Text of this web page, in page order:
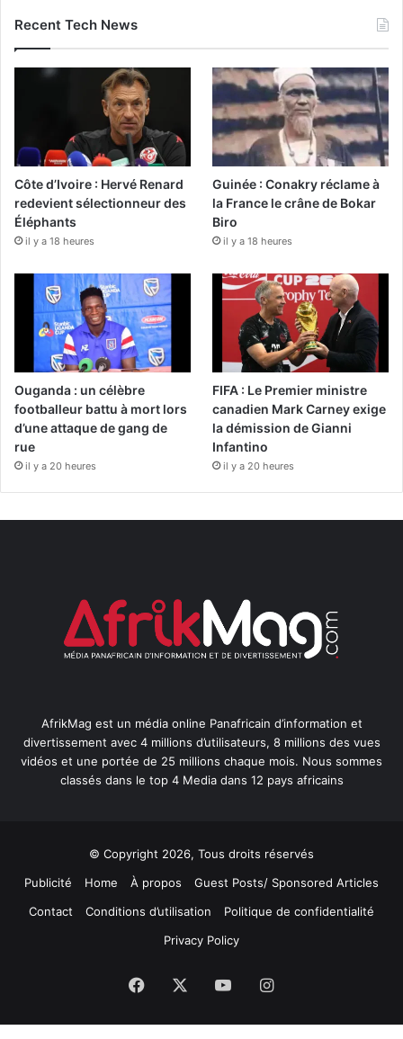
Recent Tech News
Côte d’Ivoire : Hervé Renard
redevient sélectionneur des
Éléphants
il y a 18 heures
Guinée : Conakry réclame à
la France le crâne de Bokar
Biro
il y a 18 heures
Ouganda : un célèbre
footballeur battu à mort lors
d’une attaque de gang de
rue
il y a 20 heures
FIFA : Le Premier ministre
canadien Mark Carney exige
la démission de Gianni
Infantino
il y a 20 heures
AfrikMag est un média online Panafricain d’information et
divertissement avec 4 millions d’utilisateurs, 8 millions des vues
vidéos et une portée de 25 millions chaque mois. Nous sommes
classés dans le top 4 Media dans 12 pays africains
© Copyright 2026, Tous droits réservés
Publicité
Home À propos
Guest Posts/ Sponsored Articles
Contact
Conditions d’utilisation
Politique de confidentialité
Privacy Policy
Facebook YouTubeInstagram